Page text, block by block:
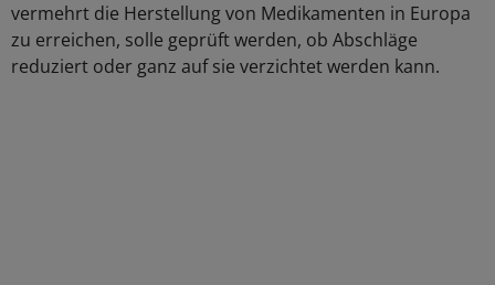
vermehrt die Herstellung von Medikamenten in Europa
zu erreichen, solle geprüft werden, ob Abschläge
reduziert oder ganz auf sie verzichtet werden kann.